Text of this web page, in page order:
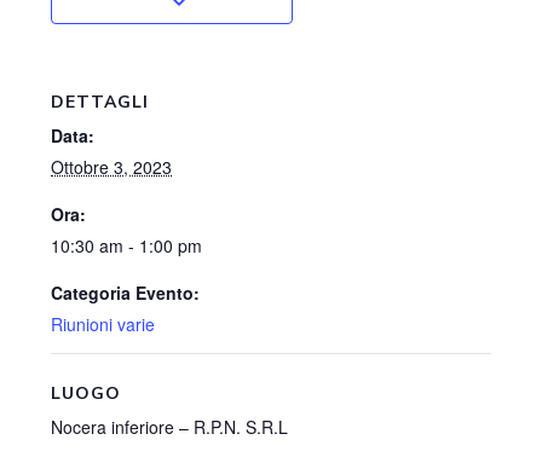
DETTAGLI
Data:
Ottobre 3, 2023
Ora:
10:30 am - 1:00 pm
Categoria Evento:
Riunioni varie
LUOGO
Nocera inferiore – R.P.N. S.R.L